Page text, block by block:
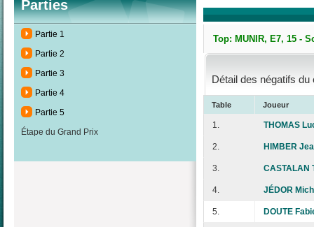
Parties
Partie 1
Partie 2
Partie 3
Partie 4
Partie 5
Étape du Grand Prix
Top: MUNIR, E7, 15 -
Détail des négatifs
Table Joueur
1. THOMAS
2. HIMBER
3. CASTALAN
4. JÉDOR
5. DOUTE